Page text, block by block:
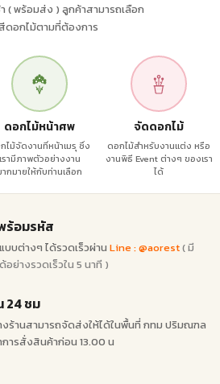
( พร้อมส่ง ) ลูกค้าสามารถเลือก
ดอกไม้ตามที่ต้องการ
ดอกไม้หน้าศพ
ไม้จัดงานที่หน้าเมรุ ซึ่ง
เรามีภาพตัวอย่างงาน
กมายให้กับท่านเลือก
จัดดอกไม้
ดอกไม้สำหรับงานแต่ง หรือ
งานพิธี Event ต่างๆ ของเรา
ได้
ร้อมรหัส
บต่างๆ ได้รวดเร็วผ่าน Line : @aorest( มี
ย่างรวดเร็วใน 5 นาที )
24 ชม
ร้านสามารถจัดส่งให้ได้ในพื้นที่ กทม ปริมณฑล
ารสั่งสินค้าก่อน 13.00 น